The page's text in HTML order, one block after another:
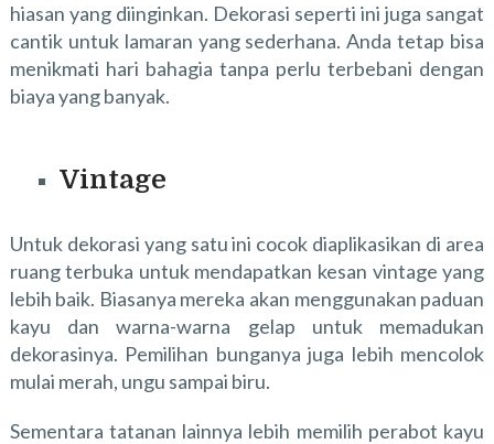
hiasan yang diinginkan. Dekorasi seperti ini juga sangat
cantik untuk lamaran yang sederhana. Anda tetap bisa
menikmati hari bahagia tanpa perlu terbebani dengan
biaya yang banyak.
Vintage
Untuk dekorasi yang satu ini cocok diaplikasikan di area
ruang terbuka untuk mendapatkan kesan vintage yang
lebih baik. Biasanya mereka akan menggunakan paduan
kayu dan warna-warna gelap untuk memadukan
dekorasinya. Pemilihan bunganya juga lebih mencolok
mulai merah, ungu sampai biru.
Sementara tatanan lainnya lebih memilih perabot kayu